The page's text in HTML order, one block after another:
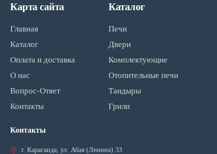
Карта сайта
Главная
Каталог
Оплата и доставка
О нас
Вопрос-Ответ
Контакты
Каталог
Печи
Двери
Комплектующие
Отопительные печи
Тандыры
Грили
Контакты
г. Караганда, ул. Абая (Ленина) 33